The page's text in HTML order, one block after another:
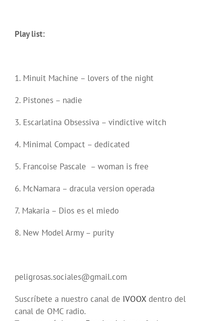
Play list:
1. Minuit Machine – lovers of the night
2. Pistones – nadie
3. Escarlatina Obsessiva – vindictive witch
4. Minimal Compact – dedicated
5. Francoise Pascale – woman is free
6. McNamara – dracula version operada
7. Makaria – Dios es el miedo
8. New Model Army – purity
peligrosas.sociales@gmail.com
Suscríbete a nuestro canal de IVOOX dentro del
canal de OMC radio.